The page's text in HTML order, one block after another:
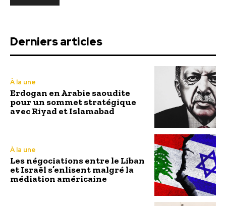
Derniers articles
À la une
Erdogan en Arabie saoudite
pour un sommet stratégique
avec Riyad et Islamabad
À la une
Les négociations entre le Liban
et Israël s’enlisent malgré la
médiation américaine